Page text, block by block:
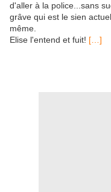
d'aller à la police...sans
grâve qui est le sien
même.
Elise l'entend et fuit! […]